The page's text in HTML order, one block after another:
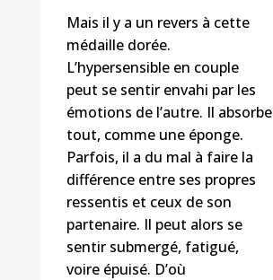
Mais il y a un revers à cette
médaille dorée.
L’hypersensible en couple
peut se sentir envahi par les
émotions de l’autre. Il absorbe
tout, comme une éponge.
Parfois, il a du mal à faire la
différence entre ses propres
ressentis et ceux de son
partenaire. Il peut alors se
sentir submergé, fatigué,
voire épuisé. D’où